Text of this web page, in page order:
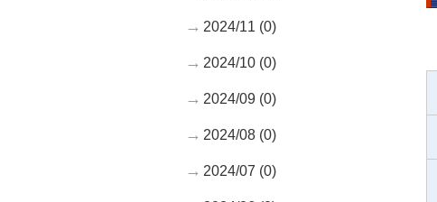
2024/11 (0)
2024/10 (0)
2024/09 (0)
2024/08 (0)
2024/07 (0)